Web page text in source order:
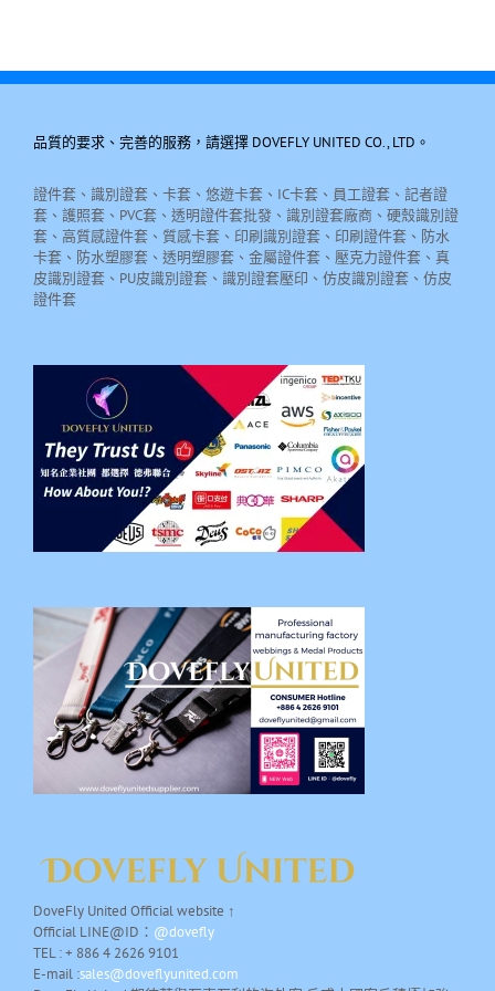
品質的要求、完善的服務，請選擇 DOVEFLY UNITED CO., LTD。
證件套、識別證套、卡套、悠遊卡套、IC卡套、員工證套、記者證
套、護照套、PVC套、透明證件套批發、識別證套廠商、硬殼識別證
套、高質感證件套、質感卡套、印刷識別證套、印刷證件套、防水
卡套、防水塑膠套、透明塑膠套、金屬證件套、壓克力證件套、真
皮識別證套、PU皮識別證套、識別證套壓印、仿皮識別證套、仿皮
證件套
DoveFly United Official website ↑
Official LINE@ID： @dovefly
TEL : + 886 4 2626 9101
E-mail :sales@doveflyunited.com